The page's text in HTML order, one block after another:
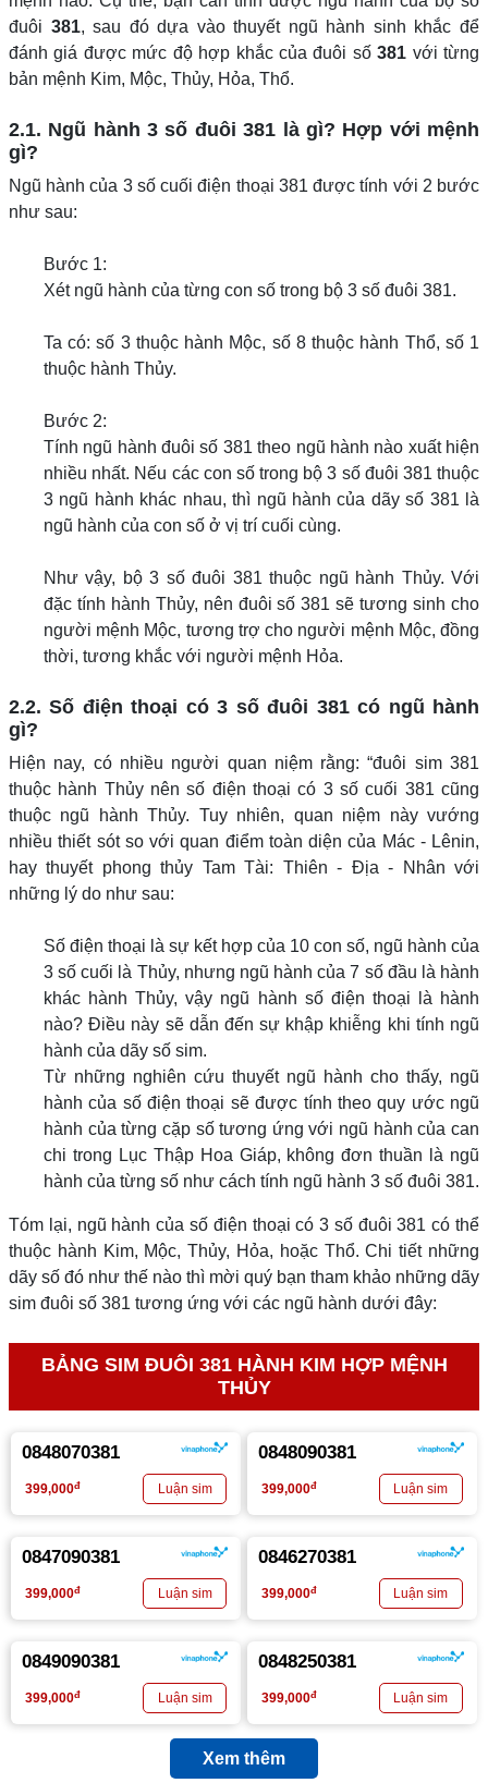
đuôi 381, sau đó dựa vào thuyết ngũ hành sinh khắc để
đánh giá được mức độ hợp khắc của đuôi số381 với từng
bản mệnh Kim, Mộc, Thủy, Hỏa, Thổ.
2.1. Ngũ hành 3 số đuôi 381 là gì? Hợp với mệnh
gì?
Ngũ hành của 3 số cuối điện thoại 381 được tính với 2 bước
như sau:
Bước 1:
Xét ngũ hành của từng con số trong bộ 3 số đuôi 381.
Ta có: số 3 thuộc hành Mộc, số 8 thuộc hành Thổ, số 1
thuộc hành Thủy.
Bước 2:
Tính ngũ hành đuôi số 381 theo ngũ hành nào xuất hiện
nhiều nhất. Nếu các con số trong bộ 3 số đuôi 381 thuộc
3 ngũ hành khác nhau, thì ngũ hành của dãy số 381 là
ngũ hành của con số ở vị trí cuối cùng.
Như vậy, bộ 3 số đuôi 381 thuộc ngũ hành Thủy. Với
đặc tính hành Thủy, nên đuôi số 381 sẽ tương sinh cho
người mệnh Mộc, tương trợ cho người mệnh Mộc, đồng
thời, tương khắc với người mệnh Hỏa.
2.2. Số điện thoại có 3 số đuôi 381 có ngũ hành
gì?
Hiện nay, có nhiều người quan niệm rằng: “đuôi sim 381
thuộc hành Thủy nên số điện thoại có 3 số cuối 381 cũng
thuộc ngũ hành Thủy. Tuy nhiên, quan niệm này vướng
nhiều thiết sót so với quan điểm toàn diện của Mác - Lênin,
hay thuyết phong thủy Tam Tài: Thiên - Địa - Nhân với
những lý do như sau:
Số điện thoại là sự kết hợp của 10 con số, ngũ hành của
3 số cuối là Thủy, nhưng ngũ hành của 7 số đầu là hành
khác hành Thủy, vậy ngũ hành số điện thoại là hành
nào? Điều này sẽ dẫn đến sự khập khiễng khi tính ngũ
hành của dãy số sim.
Từ những nghiên cứu thuyết ngũ hành cho thấy, ngũ
hành của số điện thoại sẽ được tính theo quy ước ngũ
hành của từng cặp số tương ứng với ngũ hành của can
chi trong Lục Thập Hoa Giáp, không đơn thuần là ngũ
hành của từng số như cách tính ngũ hành 3 số đuôi 381.
Tóm lại, ngũ hành của số điện thoại có 3 số đuôi 381 có thể
thuộc hành Kim, Mộc, Thủy, Hỏa, hoặc Thổ. Chi tiết những
dãy số đó như thế nào thì mời quý bạn tham khảo những dãy
sim đuôi số 381 tương ứng với các ngũ hành dưới đây:
BẢNG SIM ĐUÔI 381 HÀNH KIM HỢP MỆNH
THỦY
0848070381
399,000đ
0848090381
399,000đ
0847090381
399,000đ
0846270381
399,000đ
0849090381
399,000đ
0848250381
399,000đ
Xem thêm